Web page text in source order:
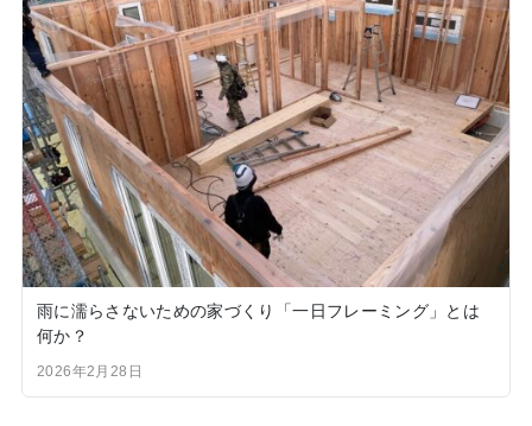
雨に濡らさないための家づくり「一日フレーミング」とは
何か？
2026年2月28日